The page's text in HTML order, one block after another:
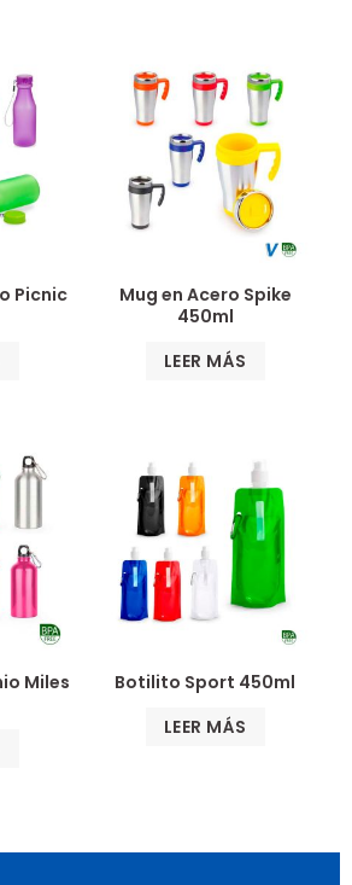
Picnic
Mug en Acero Spike
450ml
LEER MÁS
Miles
Botilito Sport 450ml
LEER MÁS